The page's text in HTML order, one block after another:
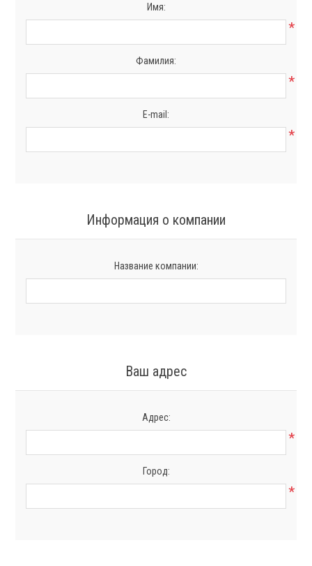
Имя:
*
Фамилия:
*
E-mail:
*
Информация о компании
Название компании:
Ваш адрес
Адрес:
*
Город:
*